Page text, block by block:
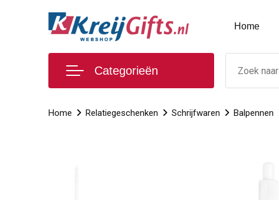
Home
Categorieën
Home Relatiegeschenken Schrijfwaren Balpennen